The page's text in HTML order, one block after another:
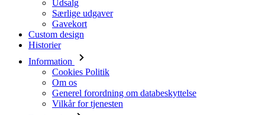
Information
Cookies Politik
Om os
Generel forordning om databeskyttelse
Vilkår for tjenesten
For kunder
Levering
Størrelsesguide
Retur